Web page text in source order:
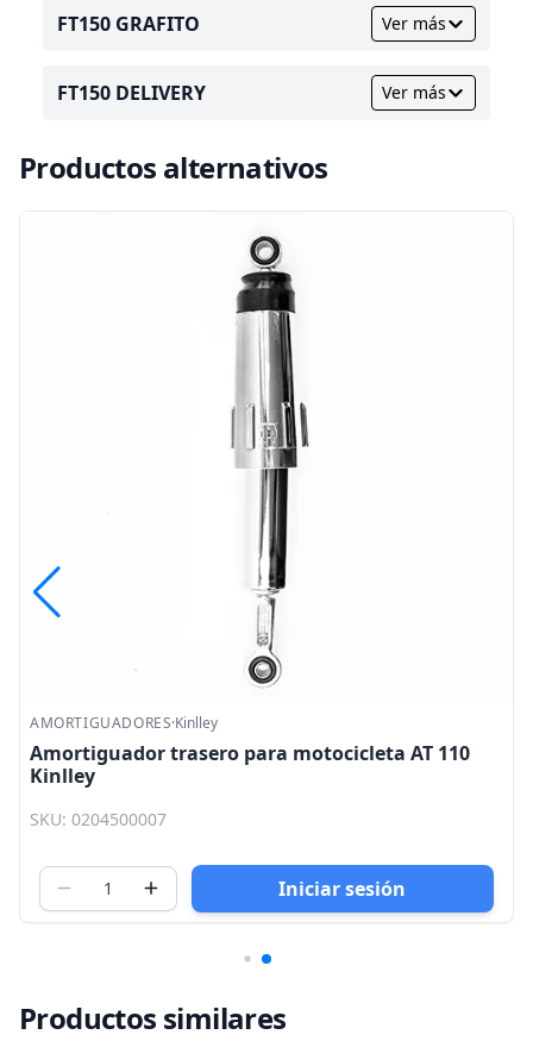
FT150 GRAFITO Ver más
FT150 DELIVERY Ver más
Productos alternativos
AMORTIGUADORES·Kinlley
Amortiguador trasero para motocicleta AT 110
Kinlley
SKU: 0204500007
Iniciar sesión
Productos similares